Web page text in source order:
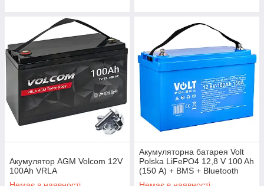
Акумулятор AGM Volcom 12V
100Ah VRLA
Акумуляторна батарея Volt
Polska LiFePO4 12,8 V 100 Ah
(150 А) + BMS + Bluetooth